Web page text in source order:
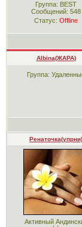
Группа: BEST
Сообщений: 548
Статус: Offline
Albina(ЖАРА)
Группа:
Ренаточка(упрни)
Активный